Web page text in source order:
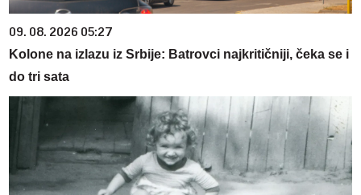
09. 08. 2026 05:27
Kolone na izlazu iz Srbije: Batrovci najkritičniji, čeka se i
do tri sata